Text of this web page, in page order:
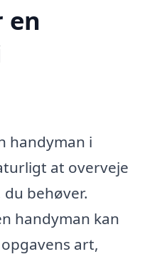
en
handyman i
at overveje
behøver.
handyman kan
art,